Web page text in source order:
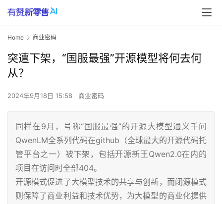
Home 商业密码
突遭下架，“国服最强”开源模型将何去何
从？
2024年9月18日 15:58 商业密码
同样在9月，号称“国服最强”的开源大模型通义千问
QwenLM全系列代码在github（全球最大的开源代码托
管平台之一）被下架，包括开源新王Qwen2.0在内的
项目在访问时全部404。
开源模式促进了大模型技术的共享与创新，而闭源模式
则保障了商业利益和技术优势，为大模型的商业化提供